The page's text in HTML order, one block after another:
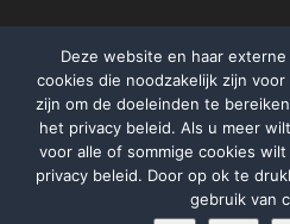
Deze website en haar
cookies die noodzakelijk zijn
zijn om de doeleinden te
het privacy beleid. Als u meer
voor alle of sommige cookies
privacy beleid. Door op ok te
gebruik van